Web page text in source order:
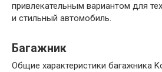
привлекательным вариантом для
и стильный автомобиль.
Багажник
Общие характеристики багажника